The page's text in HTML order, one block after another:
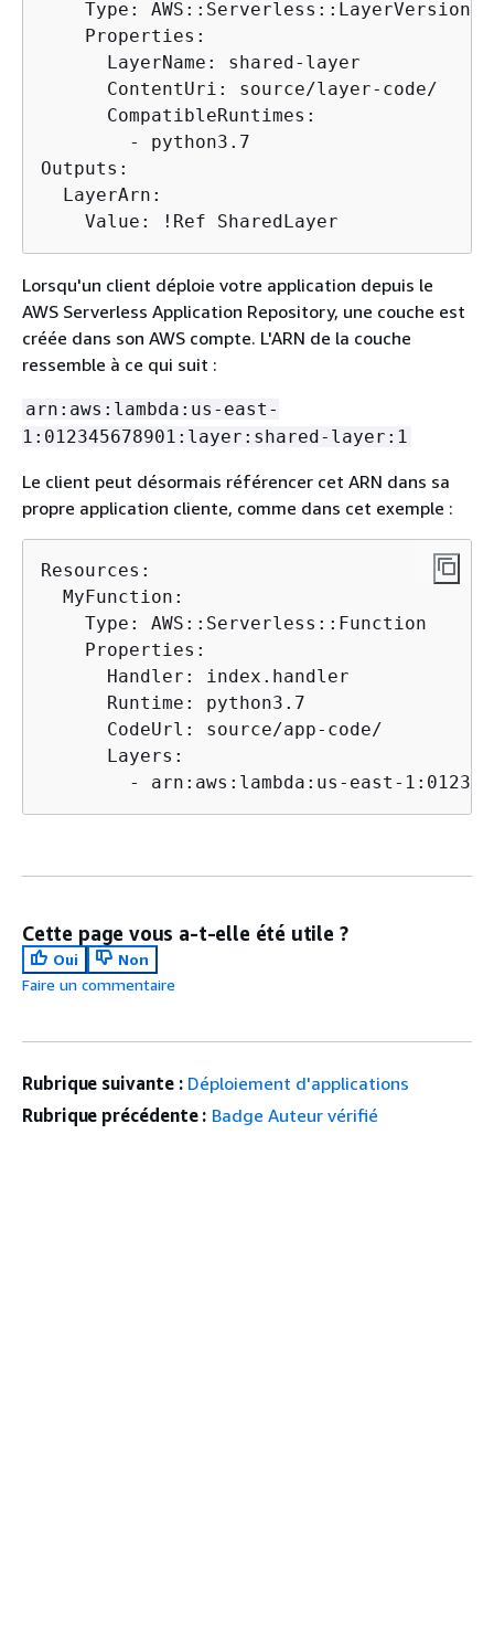
    Type: AWS::Serverless::LayerVersion
    Properties:
      LayerName: shared-layer
      ContentUri: source/layer-code/
      CompatibleRuntimes:
        - python3.7
Outputs:
  LayerArn:
    Value: !Ref SharedLayer
Lorsqu'un client déploie votre application depuis le
AWS Serverless Application Repository, une couche est
créée dans son AWS compte. L'ARN de la couche
ressemble à ce qui suit :
arn:aws:lambda:us-east-
1:012345678901:layer:shared-layer:1
Le client peut désormais référencer cet ARN dans sa
propre application cliente, comme dans cet exemple :
Resources:
  MyFunction:
    Type: AWS::Serverless::Function
    Properties:
      Handler: index.handler
      Runtime: python3.7
      CodeUrl: source/app-code/
      Layers:
- arn:aws:lambda:us-east-
Cette page vous a-t-elle été utile ?
Oui
Non
Faire un commentaire
Rubrique suivante : Déploiement d'applications
Rubrique précédente : Badge Auteur vérifié